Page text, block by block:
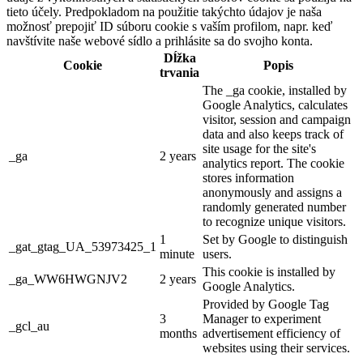
tieto účely. Predpokladom na použitie takýchto údajov je naša
možnosť prepojiť ID súboru cookie s vaším profilom, napr. keď
navštívite naše webové sídlo a prihlásite sa do svojho konta.
Cookie
Dĺžka
trvania
Popis
_ga 2 years
The _ga cookie, installed by
Google Analytics, calculates
visitor, session and campaign
data and also keeps track of
site usage for the site's
analytics report. The cookie
stores information
anonymously and assigns a
randomly generated number
to recognize unique visitors.
_gat_gtag_UA_53973425_1
1
minute
Set by Google to distinguish
users.
_ga_WW6HWGNJV2
2 years
This cookie is installed by
Google Analytics.
_gcl_au
3
months
Provided by Google Tag
Manager to experiment
advertisement efficiency of
websites using their services.